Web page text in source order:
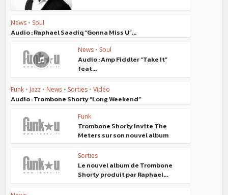
News • Soul
Audio : Raphael Saadiq “Gonna Miss U”...
News • Soul
Audio : Amp Fiddler “Take It”
feat...
Funk • Jazz • News • Sorties • Vidéo
Audio : Trombone Shorty “Long Weekend”
Funk
Trombone Shorty invite The
Meters sur son nouvel album
Sorties
Le nouvel album de Trombone
Shorty produit par Raphael...